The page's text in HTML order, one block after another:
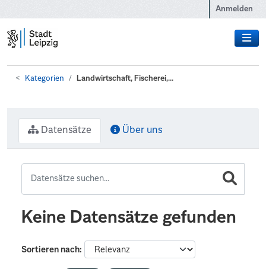
Anmelden
Kategorien Landwirtschaft, Fischerei,...
Datensätze Über uns
Keine Datensätze gefunden
Sortieren nach